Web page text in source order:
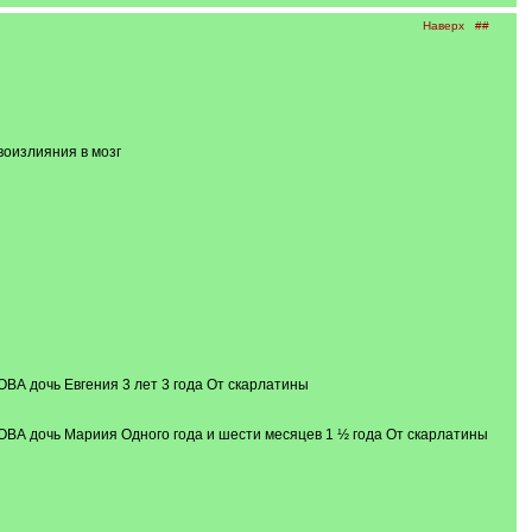
Наверх ##
в мозг
дочь Евгения 3 лет 3 года От скарлатины
дочь Мариия Одного года и шести месяцев 1 ½ года От скарлатины